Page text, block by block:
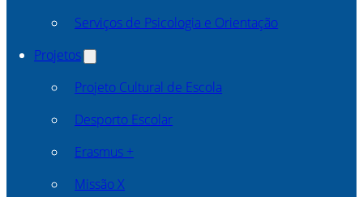
Serviços de Psicologia e Orientação
Projetos
Projeto Cultural de Escola
Desporto Escolar
Erasmus +
Missão X